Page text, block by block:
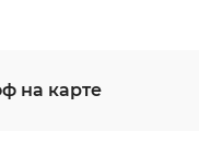
на карте